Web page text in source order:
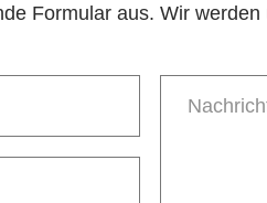
Formular aus. Wir